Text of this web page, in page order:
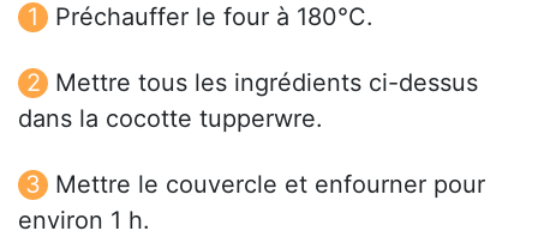
Préchauffer le four à 180°C.
Mettre tous les ingrédients ci-dessus
dans la cocotte tupperwre.
Mettre le couvercle et enfourner pour
environ 1 h.